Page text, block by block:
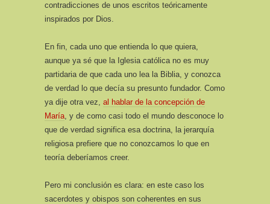
contradicciones de unos escritos teóricamente
inspirados por Dios.
En fin, cada uno que entienda lo que quiera,
aunque ya sé que la Iglesia católica no es muy
partidaria de que cada uno lea la Biblia, y conozca
de verdad lo que decía su presunto fundador. Como
ya dije otra vez, al hablar de la concepción de
María, y de como casi todo el mundo desconoce lo
que de verdad significa esa doctrina, la jerarquía
religiosa prefiere que no conozcamos lo que en
teoría deberíamos creer.
Pero mi conclusión es clara: en este caso los
sacerdotes y obispos son coherentes en sus